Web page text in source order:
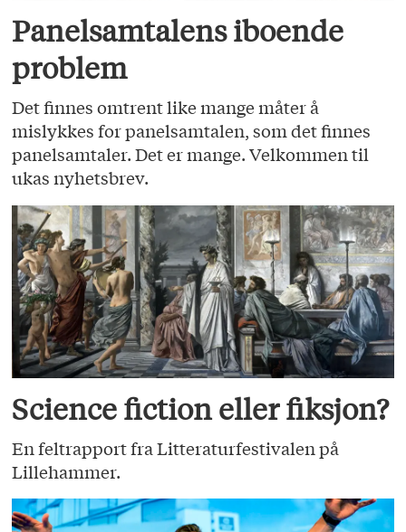
Panelsamtalens iboende
problem
Det finnes omtrent like mange måter å
mislykkes for panelsamtalen, som det finnes
panelsamtaler. Det er mange. Velkommen til
ukas nyhetsbrev.
Science fiction eller fiksjon?
En feltrapport fra Litteraturfestivalen på
Lillehammer.